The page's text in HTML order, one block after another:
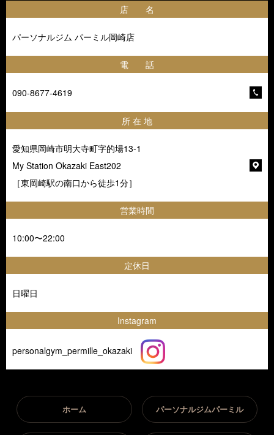
店 名
パーソナルジム パーミル岡崎店
電 話
090-8677-4619
所 在 地
愛知県岡崎市明大寺町字的場13-1
My Station Okazaki East202
［東岡崎駅の南口から徒歩1分］
営業時間
10:00〜22:00
定休日
日曜日
Instagram
personalgym_permille_okazaki
ホーム パーソナルジムパーミル